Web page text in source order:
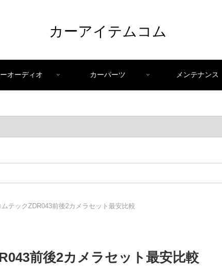
カーアイテムコム
オーディオ カーパーツ メンテナンス
テックZDR043前後2カメラセット最安比較
前後2カメラセット最安比較